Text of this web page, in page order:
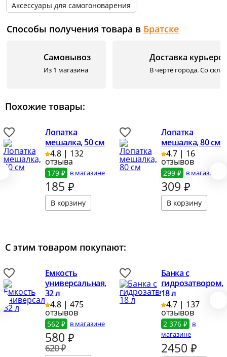
Аксессуары для самогоноварения
Способы получения товара в Братске
Самовывоз
Из 1 магазина
Доставка
В черте города. Со
Похожие товары:
Лопатка
мешалка, 50 см
4.8 | 132
отзыва
179 ₽ в магазине
185 ₽
Лопатка
мешалка, 80 см
4.7 | 16
отзывов
299 ₽ в магазине
309 ₽
С этим товаром покупают:
Емкость
универсальная,
32 л
4.8 | 475
отзывов
562 ₽ в магазине
580 ₽
620 ₽
Банка с
гидрозатвором,
18 л
4.7 | 137
отзывов
2 376 ₽ в
магазине
2450 ₽